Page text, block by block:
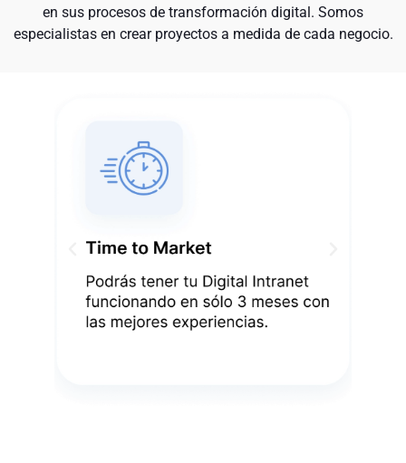
en sus procesos de transformación digital. Somos
especialistas en crear proyectos a medida de cada negocio.